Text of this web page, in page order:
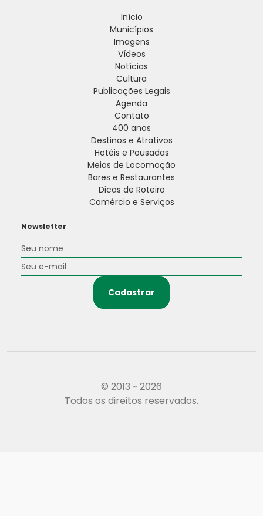
Início
Municípios
Imagens
Vídeos
Notícias
Cultura
Publicações Legais
Agenda
Contato
400 anos
Destinos e Atrativos
Hotéis e Pousadas
Meios de Locomoção
Bares e Restaurantes
Dicas de Roteiro
Comércio e Serviços
Newsletter
Cadastrar
© 2013 ~ 2026
Todos os direitos reservados.